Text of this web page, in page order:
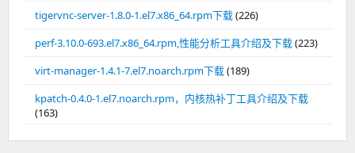
tigervnc-server-1.8.0-1.el7.x86_64.rpm下载(226)
perf-3.10.0-693.el7.x86_64.rpm,性能分析工具介绍及下载(223)
virt-manager-1.4.1-7.el7.noarch.rpm下载(189)
kpatch-0.4.0-1.el7.noarch.rpm，内核热补丁工具介绍及下载
(163)